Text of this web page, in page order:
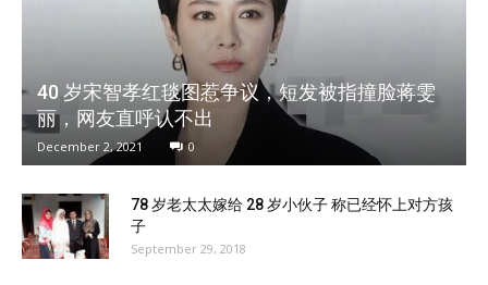
40 岁宋智孝红毯图惹争议，短发被指撞脸蒋雯
丽，网友直呼认不出
December 2, 2021 0
78 岁老太太嫁给 28 岁小伙子 称已经怀上对方孩
子
September 29, 2018